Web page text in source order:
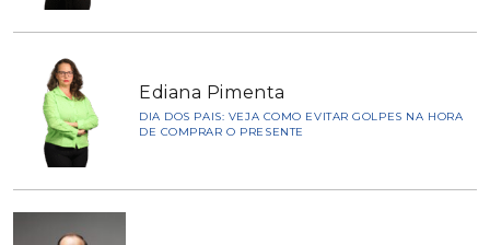
Ediana Pimenta
DIA DOS PAIS: VEJA COMO EVITAR GOLPES NA HORA
DE COMPRAR O PRESENTE